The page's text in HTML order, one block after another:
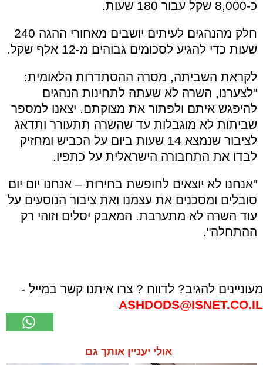
כ-8,000 שקל עבור 180 שעות.
חלק מהנהגים לעיתים יושבים מאחורי ההגה 240
שעות כדי להגיע לסכומים גבוהים מ-12 אלף שקל.
לקראת השביתה, מסרה ההסתדרות הלאומית:
"לצערנו, השרה לא שעתה לתחינות הנהגים
להיפגש איתם ולפתור את מצוקתם. יצאנו למספר
שביתות לא מוגבלות עד שהשרה תתעורר ותדאג
לציבור שנמצא 14 שעות ביום על הכביש ומחזיק
לבדו את התחבורה הישראלית על כתפיו.
"אנחנו לא יוצאים לחופשת בחירות – אנחנו יום יום
סובלים ומסכנים את עצמנו ואת ציבור הנוסעים על
עוד השרה לא מתערבת. המאבק יסלים וזוהי רק
ההתחלה".
מעוניינים להגיב? לדווח ? צרו איתנו קשר במייל -
ASHDODS@ISNET.CO.IL
אולי יעניין אותך גם